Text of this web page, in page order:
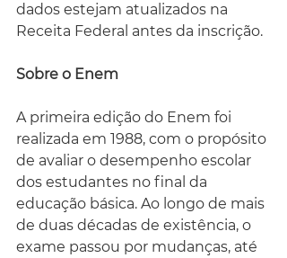
dados estejam atualizados na
Receita Federal antes da inscrição.
Sobre o Enem
A primeira edição do Enem foi
realizada em 1988, com o propósito
de avaliar o desempenho escolar
dos estudantes no final da
educação básica. Ao longo de mais
de duas décadas de existência, o
exame passou por mudanças, até